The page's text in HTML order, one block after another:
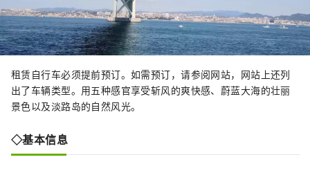
租赁自行车必须提前预订。如需预订，请参阅网站，网站上还列
出了车辆类型。用五种感官享受斩风的爽快感、蔚蓝大海的壮丽
景色以及淡路岛的自然风光。
◇基本信息